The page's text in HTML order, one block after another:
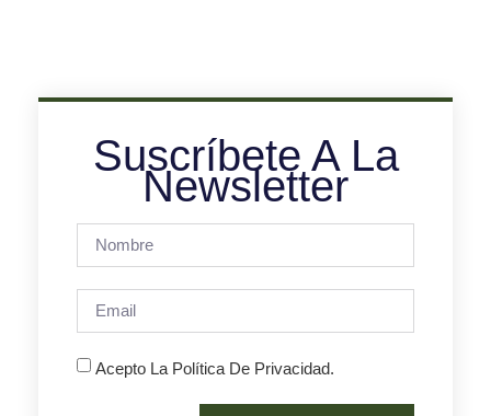
Suscríbete A La
Newsletter
Acepto La Política De Privacidad.